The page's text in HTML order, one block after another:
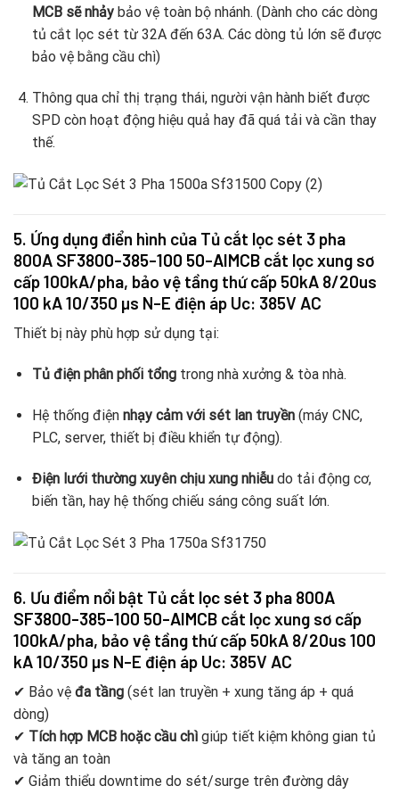
MCB sẽ nhảybảo vệ toàn bộ nhánh. (Dành cho các dòng
tủ cắt lọc sét từ 32A đến 63A. Các dòng tủ lớn sẽ được
bảo vệ bằng cầu chì)
Thông qua chỉ thị trạng thái, người vận hành biết được
SPD còn hoạt động hiệu quả hay đã quá tải và cần thay
thế.
5. Ứng dụng điển hình của Tủ cắt lọc sét 3 pha
800A SF3800-385-100 50-AIMCB cắt lọc xung sơ
cấp 100kA/pha, bảo vệ tầng thứ cấp 50kA 8/20us
100 kA 10/350 µs N-E điện áp Uc: 385V AC
Thiết bị này phù hợp sử dụng tại:
Tủ điện phân phối tổngtrong nhà xưởng & tòa nhà.
Hệ thống điện nhạy cảm với sét lan truyền(máy CNC,
PLC, server, thiết bị điều khiển tự động).
Điện lưới thường xuyên chịu xung nhiễudo tải động cơ,
biến tần, hay hệ thống chiếu sáng công suất lớn.
6. Ưu điểm nổi bật Tủ cắt lọc sét 3 pha 800A
SF3800-385-100 50-AIMCB cắt lọc xung sơ cấp
100kA/pha, bảo vệ tầng thứ cấp 50kA 8/20us 100
kA 10/350 µs N-E điện áp Uc: 385V AC
✔ Bảo vệ đa tầng (sét lan truyền + xung tăng áp + quá
dòng)
✔ Tích hợp MCB hoặc cầu chì giúp tiết kiệm không gian tủ
và tăng an toàn
✔ Giảm thiểu downtime do sét/surge trên đường dây